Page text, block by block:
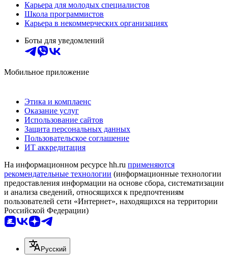
Карьера для молодых специалистов
Школа программистов
Карьера в некоммерческих организациях
Боты для уведомлений
Мобильное приложение
Этика и комплаенс
Оказание услуг
Использование сайтов
Защита персональных данных
Пользовательское соглашение
ИТ аккредитация
На информационном ресурсе hh.ru применяются
рекомендательные технологии (информационные технологии
предоставления информации на основе сбора, систематизации
и анализа сведений, относящихся к предпочтениям
пользователей сети «Интернет», находящихся на территории
Российской Федерации)
Русский